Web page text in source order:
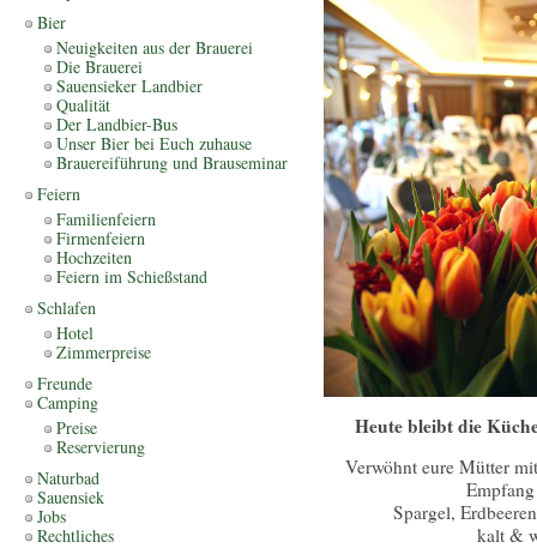
Heute bleibt die
Verwöhnt eure Mütter
Spargel,
kalt &
Bier
Neuigkeiten aus der Brauerei
Die Brauerei
Sauensieker Landbier
Qualität
Der Landbier-Bus
Unser Bier bei Euch zuhause
Brauereiführung und Brauseminar
Feiern
Familienfeiern
Firmenfeiern
Hochzeiten
Feiern im Schießstand
Schlafen
Hotel
Zimmerpreise
Freunde
Camping
Preise
Reservierung
Naturbad
Sauensiek
Jobs
Rechtliches